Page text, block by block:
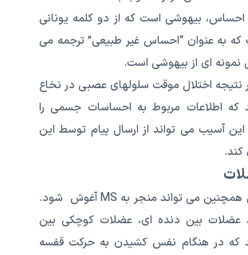
احساس، بیهوشی است که از دو کلمه یونانی
به عنوان “احساس غیر طبیعی” ترجمه می
نتیجه اختلال موقت سلولهای عصبی در نخاع
که اطلاعات مربوط به احساسات جسمی را
آسیب می تواند از ارسال پیام توسط این
کند.
اسپاسم عضلانی همچنین می تواند منجر به MS آغوش شود.
عضلات بین دنده ای، عضلات کوچکی بین
که در هنگام نفس کشیدن به حرکت قفسه